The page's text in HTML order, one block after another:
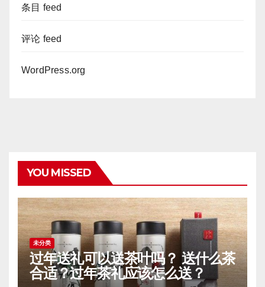
条目 feed
评论 feed
WordPress.org
YOU MISSED
未分类
过年送礼可以送茶叶吗？ 送什么茶
合适？过年茶礼应该怎么送？